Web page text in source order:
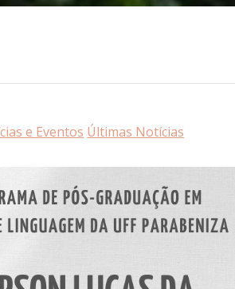
e Eventos Últimas Notícias